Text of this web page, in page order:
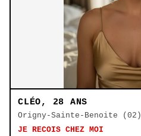
CLÉO, 28 ANS
Origny-Sainte-Benoite (02)
JE RECOIS CHEZ MOI